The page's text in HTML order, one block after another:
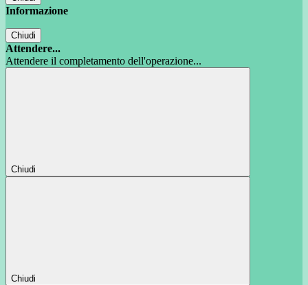
Informazione
Chiudi
Attendere...
Attendere il completamento dell'operazione...
Chiudi
Chiudi